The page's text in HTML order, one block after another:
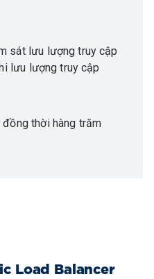
sát lưu lượng truy cập
lưu lượng truy cập
thời hàng trăm
Load Balancer